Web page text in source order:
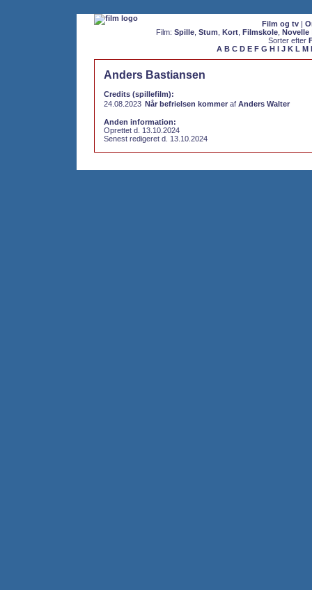
Film og tv|
Film: Spille, Stum Kort, Filmskole, Novelle
Sorter efter
A B C D E F G H I J K L M
Anders Bastiansen
Credits (spillefilm):
24.08.2023 Når befrielsen kommer af Anders Walter
Anden information:
Oprettet d. 13.10.2024
Senest redigeret d. 13.10.2024